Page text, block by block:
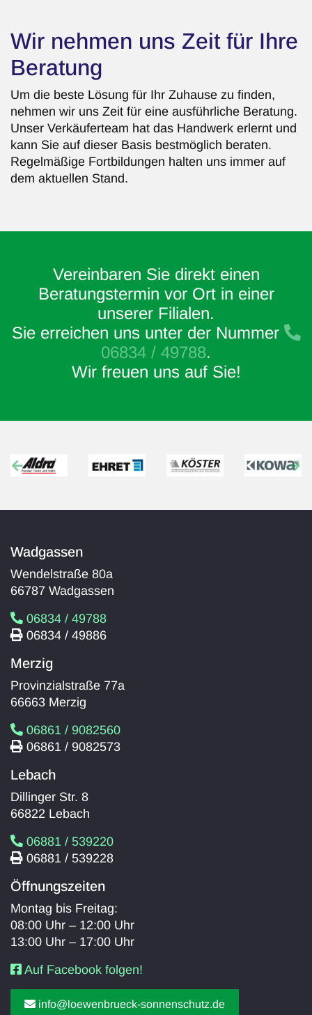
Wir nehmen uns Zeit für Ihre
Beratung
Um die beste Lösung für Ihr Zuhause zu finden,
nehmen wir uns Zeit für eine ausführliche Beratung.
Unser Verkäuferteam hat das Handwerk erlernt und
kann Sie auf dieser Basis bestmöglich beraten.
Regelmäßige Fortbildungen halten uns immer auf
dem aktuellen Stand.
Vereinbaren Sie direkt einen
Beratungstermin vor Ort in einer
unserer Filialen.
Sie erreichen uns unter der Nummer
06834 / 49788.
Wir freuen uns auf Sie!
Previous
Wadgassen
Wendelstraße 80a
66787 Wadgassen
06834 / 49788
06834 / 49886
Merzig
Provinzialstraße 77a
66663 Merzig
06861 / 9082560
06861 / 9082573
Lebach
Dillinger Str. 8
66822 Lebach
06881 / 539220
06881 / 539228
Öffnungszeiten
Montag bis Freitag:
08:00 Uhr – 12:00 Uhr
13:00 Uhr – 17:00 Uhr
Auf Facebook folgen!
info@loewenbrueck-sonnenschutz.de